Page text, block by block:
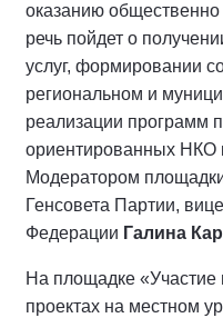
оказанию общественно
речь пойдет о
услуг, формировании
региональном и
реализации программ
ориентированных НКО
Модератором
Генсовета Партии,
Федерации Галина
На площадке «Участие
проектах на местном